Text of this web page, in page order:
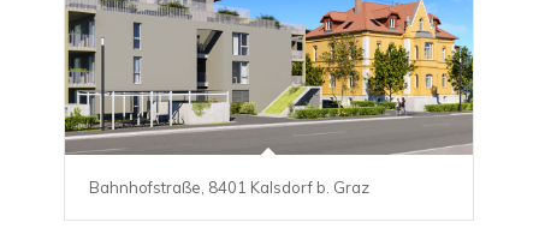
Bahnhofstraße, 8401 Kalsdorf b. Graz